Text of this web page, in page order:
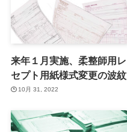
来年１月実施、柔整師用レ
セプト用紙様式変更の波紋
10月 31, 2022